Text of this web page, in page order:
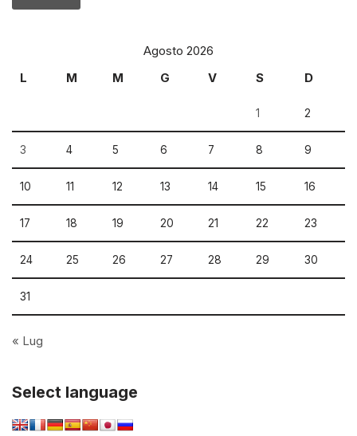
Agosto 2026
L
M M G V S D
1 2
3 4 5 6 7 8 9
10 11 12 13 14 15 16
17 18 19 20 21 22 23
24 25 26 27 28 29 30
31
« Lug
Select language